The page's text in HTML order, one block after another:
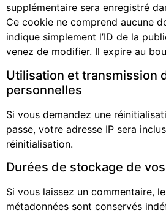
supplémentaire sera enregistré
Ce cookie ne comprend aucune
indique simplement l’ID de la
venez de modifier. Il expire au
Utilisation et transmission
personnelles
Si vous demandez une
passe, votre adresse IP sera
réinitialisation.
Durées de stockage de
Si vous laissez un commentaire,
métadonnées sont conservés